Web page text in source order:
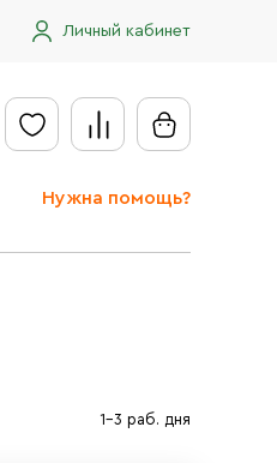
Личный кабинет
Нужна помощь?
Отправить заявку
1-3 раб. дня